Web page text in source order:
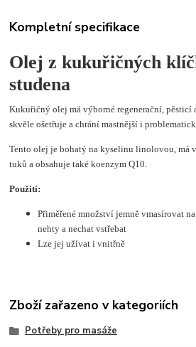
Kompletní specifikace
Olej z kukuřičných
studena
Kukuřičný olej má výborné regenerační,
skvěle ošetřuje a chrání mastnější i
Tento olej je bohatý na kyselinu linolovou, má
tuků a obsahuje také koenzym Q10.
Použití:
Přiměřené množství jemně vmasírovat
nehty a nechat vstřebat
Lze jej užívat i vnitřně
Zboží zařazeno v kategoriích
Potřeby pro masáže